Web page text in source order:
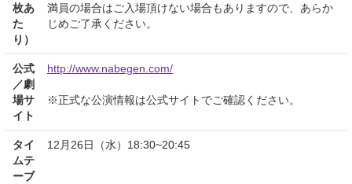
枚あ
た
り）
満員の場合はご入場頂けない場合もありますので、あらか
じめご了承ください。
公式
／劇
場サ
イト
http://www.nabegen.com/
※正式な公演情報は公式サイトでご確認ください。
タイ
ムテ
ーブ
12月26日（水）18:30~20:45